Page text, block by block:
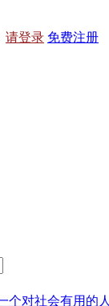
请登录 免费注册